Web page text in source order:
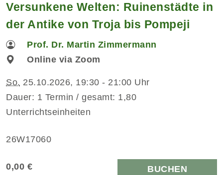
Versunkene Welten: Ruinenstädte in
der Antike von Troja bis Pompeji
Prof. Dr. Martin Zimmermann
Online via Zoom
So. 25.10.2026, 19:30 - 21:00 Uhr
Dauer: 1 Termin / gesamt: 1,80
Unterrichtseinheiten
26W17060
0,00 € BUCHEN